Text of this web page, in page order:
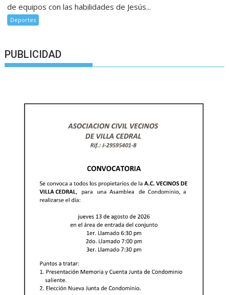
de equipos con las habilidades de Jesús...
Deportes
PUBLICIDAD